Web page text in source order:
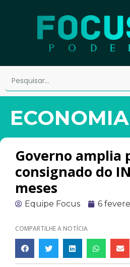
ECONOMIA
Governo amplia
consignado do
meses
Equipe Focus 6
COMPARTILHE A NOTÍCIA